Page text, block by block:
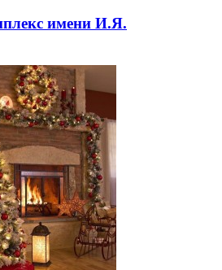
имени И.Я.